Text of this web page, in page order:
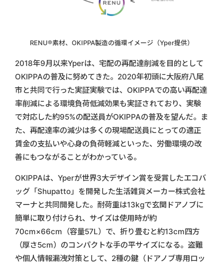
RENU®️素材、OKIPPA製造の循環イメージ（Yper提供）
2018年9月以来Yperは、宅配の再配達削減を目的として
OKIPPAの普及に努めてきた。2020年初頭に大阪府八尾
市と共同で行った実証実験では、OKIPPAでの高い再配達
率削減による環境負荷低減効果も実証されており、実験
で対応した約95%の配送員がOKIPPAの普及を望んだ。ま
た、再配達率の減少は多くの現場配送員にとっての適正
賃金の支払いや心身の負荷軽減といった、労働環境の改
善にもつながることがわかっている。
OKIPPAは、Yperが世界3大デザイン賞を受賞したエコバ
ッグ「Shupatto」を開発した生活雑貨メーカー株式会社
マーナと共同開発した。耐荷重は13kgで玄関ドアノブに
簡単に取り付けられ、サイズは使用時が約
70cm×66cm（容量57L）で、折り畳むと約13cm四方
（厚さ5cm）のコンパクトな手の平サイズになる。盗難
や個人情報漏洩対策として、2種の鍵（ドアノブ専用ロッ